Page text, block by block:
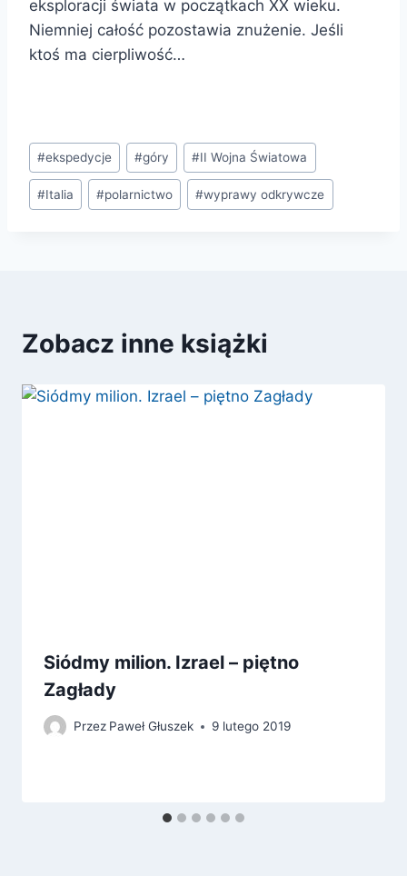
eksploracji świata w początkach XX wieku.
Niemniej całość pozostawia znużenie. Jeśli
ktoś ma cierpliwość…
Tagi
wpisu:
#ekspedycje #góry #II Wojna Światowa
#Italia #polarnictwo #wyprawy odkrywcze
Zobacz inne książki
Siódmy milion. Izrael – piętno
Zagłady
Przez Paweł Głuszek 9 lutego 2019